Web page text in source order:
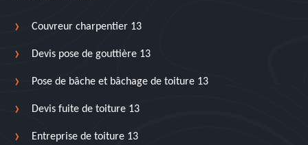
Couvreur charpentier 13
Devis pose de gouttière 13
Pose de bâche et bâchage de toiture 13
Devis fuite de toiture 13
Entreprise de toiture 13